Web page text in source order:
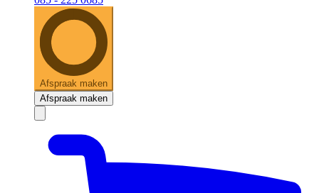
Afspraak maken
Afspraak maken